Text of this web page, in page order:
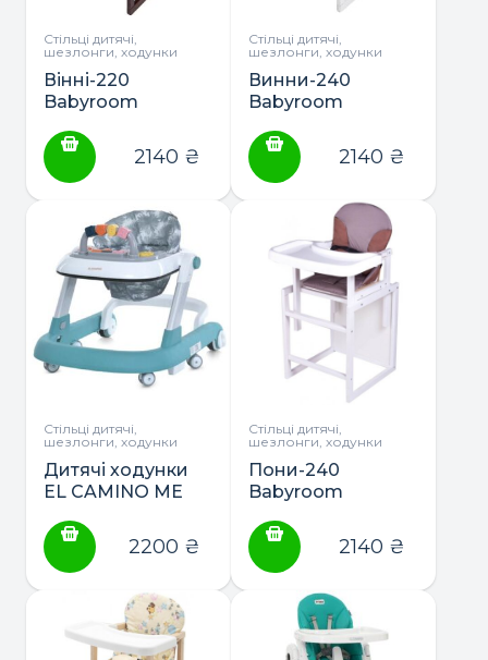
Стільці дитячі,
шезлонги, ходунки
Вінні-220
Babyroom
трансформер
тонований з
пластиковою
столешнею
2140 ₴
Стільці дитячі,
шезлонги, ходунки
Винни-240
Babyroom
трансформер с
пластиковой
столешницей
2140 ₴
Стільці дитячі,
шезлонги, ходунки
Дитячі ходунки
EL CAMINO ME
2200 ₴
Стільці дитячі,
шезлонги, ходунки
Пони-240
Babyroom
трансформер з
пластиковою
столешнею
(білий)
2140 ₴